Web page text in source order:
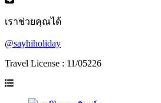
เราช่วยคุณได้
@sayhiholiday
Travel License : 11/05226